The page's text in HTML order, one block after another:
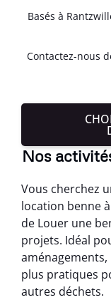
Basés à
Contactez-nous
Nos
Vous cherchez
location benne
de Louer une
projets. Idéal
plus pratiques
autres déchets.